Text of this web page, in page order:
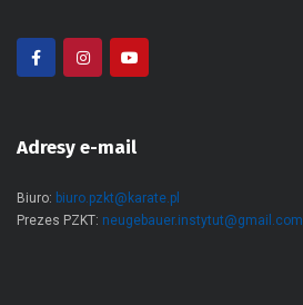
Adresy e-mail
Biuro: biuro.pzkt@karate.pl
Prezes PZKT: neugebauer.instytut@gmail.com